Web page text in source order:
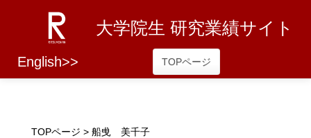
大学院生 研究業績サイト
English>> TOPページ
TOPページ > 船曵 美千子